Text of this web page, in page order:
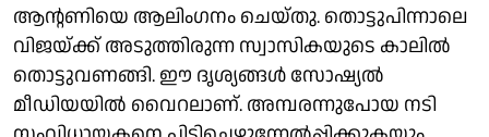
ആന്റണിയെ ആലിംഗനം ചെയ്തു. തൊട്ടുപിന്നാലെ
വിജയ്‌ക്ക് അടുത്തിരുന്ന സ്വാസികയുടെ കാലിൽ
തൊട്ടുവണങ്ങി. ഈ ദൃശ്യങ്ങൾ സോഷ്യൽ
മീഡിയയിൽ വൈറലാണ്. അമ്പരന്നുപോയ നടി